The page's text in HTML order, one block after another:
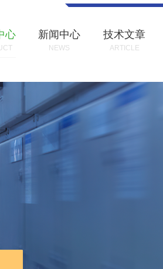
心 新闻中心
NEWS
技术文章
ARTICLE